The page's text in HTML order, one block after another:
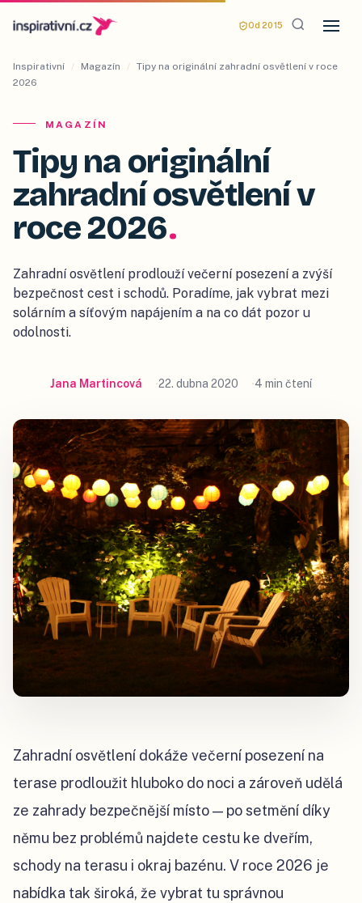
Od 2015
Inspirativní / Magazín / Tipy na originální zahradní osvětlení v roce
2026
MAGAZÍN
Tipy na originální
zahradní osvětlení v
roce 2026.
Zahradní osvětlení prodlouží večerní posezení a zvýší
bezpečnost cest i schodů. Poradíme, jak vybrat mezi
solárním a síťovým napájením a na co dát pozor u
odolnosti.
Jana Martincová 22. dubna 2020 4 min čtení
Zahradní osvětlení dokáže večerní posezení na
terase prodloužit hluboko do noci a zároveň udělá
ze zahrady bezpečnější místo — po setmění díky
němu bez problémů najdete cestu ke dveřím,
schody na terasu i okraj bazénu. V roce 2026 je
nabídka tak široká, že vybrat tu správnou